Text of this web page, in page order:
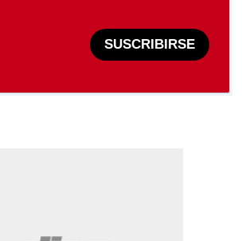
SUSCRIBIRSE